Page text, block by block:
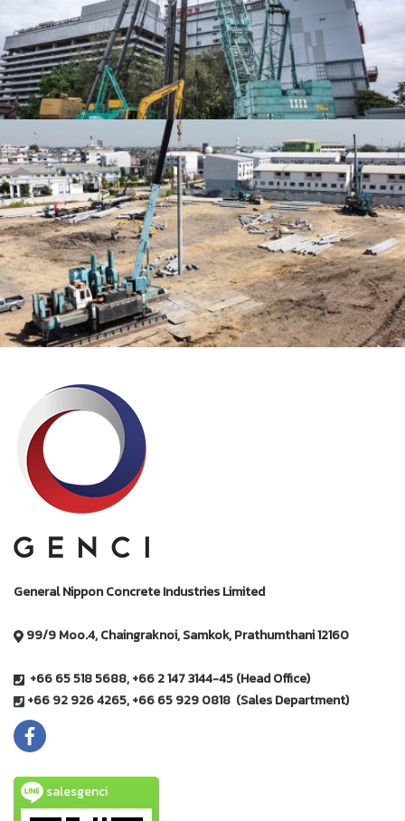
General Nippon Concrete Industries Limited
99/9 Moo.4, Chaingraknoi, Samkok, Prathumthani 12160
+66 65 518 5688, +66 2 147 3144-45 (Head Office)
+66 92 926 4265, +66 65 929 0818 (Sales Department)
salesgenci